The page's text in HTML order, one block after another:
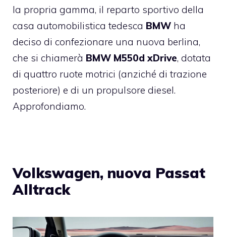
la propria gamma, il reparto sportivo della
casa automobilistica tedesca BMW ha
deciso di confezionare una nuova berlina,
che si chiamerà BMW M550d xDrive, dotata
di quattro ruote motrici (anziché di trazione
posteriore) e di un propulsore diesel.
Approfondiamo.
Volkswagen, nuova Passat
Alltrack